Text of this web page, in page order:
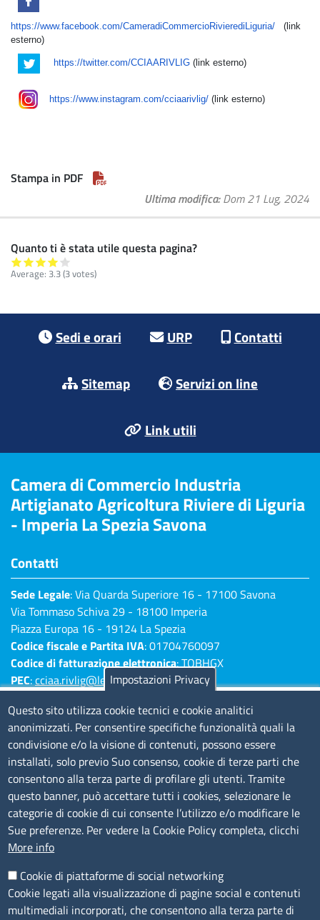
https://www.facebook.com/CameradiCommercioRivierediLiguria/ (link
esterno)
https://twitter.com/CCIAARIVLIG (link esterno)
https://www.instagram.com/cciaarivlig/ (link esterno)
Stampa in PDF
Ultima modifica Dom 21 Lug, 2024
Quanto ti è stata utile questa pagina?
Average: 3.3(3 votes)
Sedi e orari URP Contatti
Sitemap Servizi on line
Link utili
Camera di Commercio Industria
Artigianato Agricoltura Riviere di Liguria
- Imperia La Spezia Savona
Contatti
Sede Legale: Via Quarda Superiore 16 - 17100 Savona
Via Tommaso Schiva 29 - 18100 Imperia
Piazza Europa 16 - 19124 La Spezia
Codice fiscale e Partita IVA: 01704760097
Codice di fatturazione elettronica: TQBHGX
PEC:cciaa.rivlig@legalmail.it
Imperia 0183 7931 - La Spezia 0187 7281
Amministrazione Trasparente
Consulta tutte le sezioni
Bilanci
Bandi di concorso
Procedimenti
Provvedimenti
Sito web
Impostazioni Privacy
Questo sito utilizza cookie tecnici e cookie analitici
anonimizzati. Per consentire specifiche funzionalità quali la
condivisione e/o la visione di contenuti, possono essere
installati, solo previo Suo consenso, cookie di terze parti che
consentono alla terza parte di profilare gli utenti. Tramite
questo banner, può accettare tutti i cookies, selezionare le
categorie di cookie di cui consente l’utilizzo e/o modificare le
Sue preferenze. Per vedere la Cookie Policy completa, clicchi
More info
Cookie di piattaforme di social networking
Cookie legati alla visualizzazione di pagine social e contenuti
multimediali incorporati, che consentono alla terza parte di